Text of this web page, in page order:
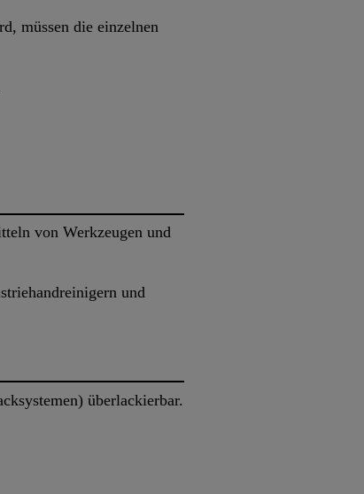
müssen die einzelnen
von Werkzeugen und
und
überlackierbar.